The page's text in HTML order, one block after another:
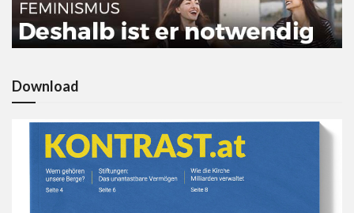
Download